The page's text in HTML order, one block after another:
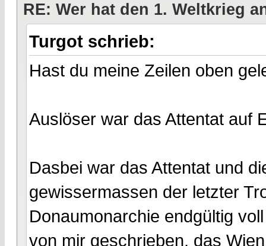
RE: Wer hat den 1. Weltkrieg
Turgot schrieb:
Hast du meine Zeilen oben
Auslöser war das Attentat auf
Dasbei war das Attentat und
gewissermassen der letzter
Donaumonarchie endgültig
von mir geschrieben, das